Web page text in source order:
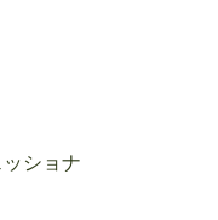
ショナ